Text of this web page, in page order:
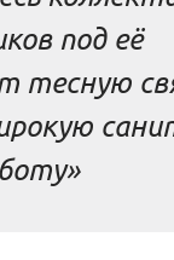
под её
тесную